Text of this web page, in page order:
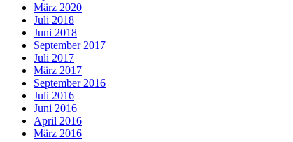
März 2020
Juli 2018
Juni 2018
September 2017
Juli 2017
März 2017
September 2016
Juli 2016
Juni 2016
April 2016
März 2016